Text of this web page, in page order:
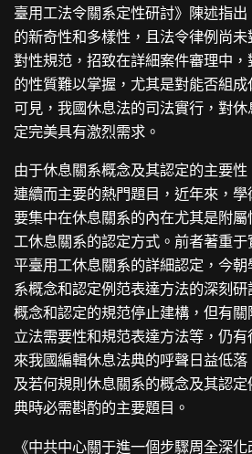
臺用工法令關系定性研討》陳述指
的新奇性和多樣性，且法令律例尚
對性規范，招致在詳細案件審理中
的性質難以掌握，尤其是對能否組成
可見，我國休息法的司法實行，對
定完美具有激烈需求。
由于休息關系概念及其認定的主要
連續而主要的熱門題目，近年來，
要集中在休息關系的內在尤其是附
工休息關系的認定方式。前者著重
平臺用工休息關系的詳細認定，今
系概念和認定例范表達方法的深刻
概念和認定的規范停止建構，但有
立法需要性和規范表達方法等，仍
來我國編輯休息法典的呼聲日益低
及若何規則休息關系的概念及其認
典時必需斟酌的主要題目。
《中共中心關于進一個步驟周全深